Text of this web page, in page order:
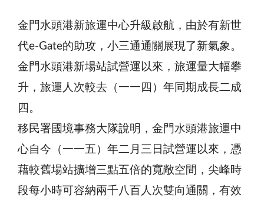
金門水頭港新旅運中心升級啟航，由於有新世
代e-Gate的助攻，小三通通關展現了新氣象。
金門水頭港新場站試營運以來，旅運量大幅攀
升，旅運人次較去（一一四）年同期成長二成
四。
移民署國境事務大隊說明，金門水頭港旅運中
心自今（一一五）年二月三日試營運以來，憑
藉較舊場站擴增三點五倍的寬敞空間，尖峰時
段每小時可容納兩千八百人次雙向通關，有效